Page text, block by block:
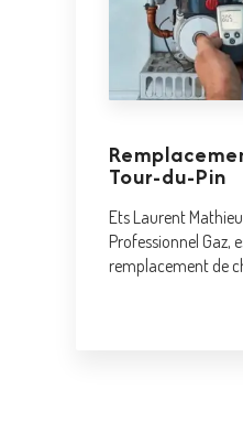
Tour-du-Pin
Ets Laurent
Professionnel Gaz,
remplacement de